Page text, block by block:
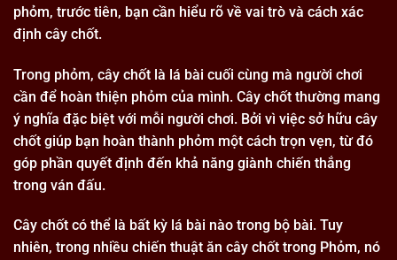
phỏm, trước tiên, bạn cần hiểu rõ về vai trò và cách xác
định cây chốt.
Trong phỏm, cây chốt là lá bài cuối cùng mà người chơi
cần để hoàn thiện phỏm của mình. Cây chốt thường mang
ý nghĩa đặc biệt với mỗi người chơi. Bởi vì việc sở hữu cây
chốt giúp bạn hoàn thành phỏm một cách trọn vẹn, từ đó
góp phần quyết định đến khả năng giành chiến thắng
trong ván đấu.
Cây chốt có thể là bất kỳ lá bài nào trong bộ bài. Tuy
nhiên, trong nhiều chiến thuật ăn cây chốt trong Phỏm, nó